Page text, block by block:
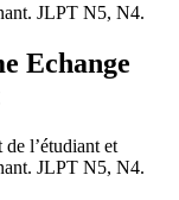
JLPT N5, N4.
Echange
l’étudiant et
JLPT N5, N4.